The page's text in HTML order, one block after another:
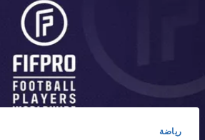
رياضة